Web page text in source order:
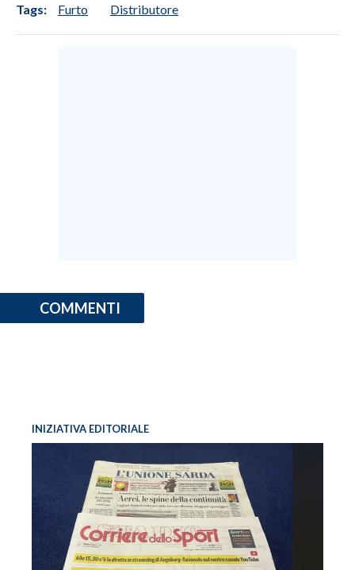
Tags: Furto Distributore
COMMENTI
INIZIATIVA EDITORIALE